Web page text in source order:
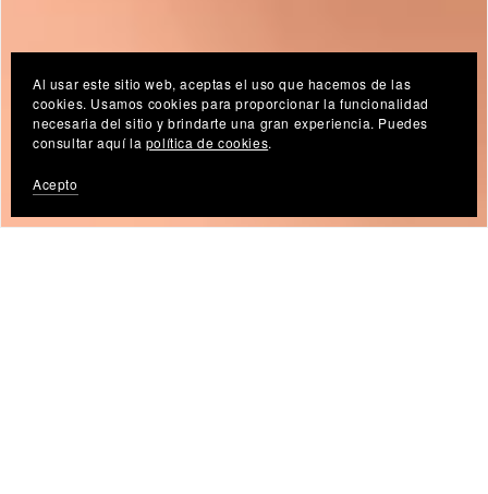
Al usar este sitio web, aceptas el uso que hacemos de las
cookies. Usamos cookies para proporcionar la funcionalidad
necesaria del sitio y brindarte una gran experiencia. Puedes
consultar aquí la política de cookies.
Acepto